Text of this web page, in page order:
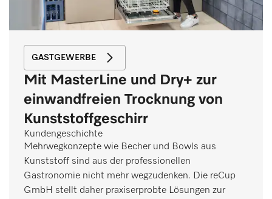
GASTGEWERBE
Mit MasterLine und Dry+ zur
einwandfreien Trocknung von
Kunststoffgeschirr
Kundengeschichte
Mehrwegkonzepte wie Becher und Bowls aus
Kunststoff sind aus der professionellen
Gastronomie nicht mehr wegzudenken. Die reCup
GmbH stellt daher praxiserprobte Lösungen zur